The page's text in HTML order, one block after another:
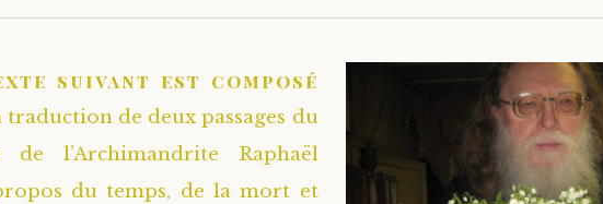
suivant est composé
traduction de deux passages du
de l’Archimandrite Raphaël
du temps, de la mort et